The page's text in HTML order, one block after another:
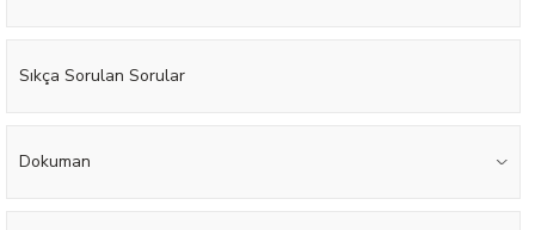
Sıkça Sorulan Sorular
Dokuman